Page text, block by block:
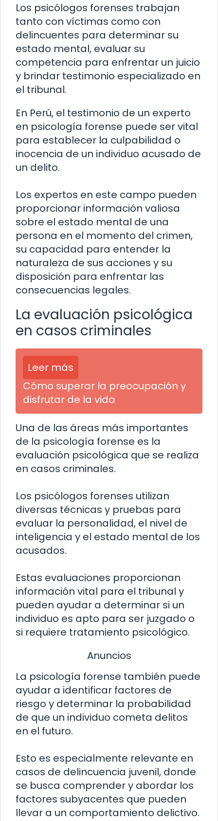
Los psicólogos forenses trabajan
tanto con víctimas como con
delincuentes para determinar su
estado mental, evaluar su
competencia para enfrentar un juicio
y brindar testimonio especializado en
el tribunal.
En Perú, el testimonio de un experto
en psicología forense puede ser vital
para establecer la culpabilidad o
inocencia de un individuo acusado de
un delito.
Los expertos en este campo pueden
proporcionar información valiosa
sobre el estado mental de una
persona en el momento del crimen,
su capacidad para entender la
naturaleza de sus acciones y su
disposición para enfrentar las
consecuencias legales.
La evaluación psicológica
en casos criminales
Leer más
Cómo superar la preocupación y
disfrutar de la vida
Una de las áreas más importantes
de la psicología forense es la
evaluación psicológica que se realiza
en casos criminales.
Los psicólogos forenses utilizan
diversas técnicas y pruebas para
evaluar la personalidad, el nivel de
inteligencia y el estado mental de los
acusados.
Estas evaluaciones proporcionan
información vital para el tribunal y
pueden ayudar a determinar si un
individuo es apto para ser juzgado o
si requiere tratamiento psicológico.
Anuncios
La psicología forense también puede
ayudar a identificar factores de
riesgo y determinar la probabilidad
de que un individuo cometa delitos
en el futuro.
Esto es especialmente relevante en
casos de delincuencia juvenil, donde
se busca comprender y abordar los
factores subyacentes que pueden
llevar a un comportamiento delictivo.